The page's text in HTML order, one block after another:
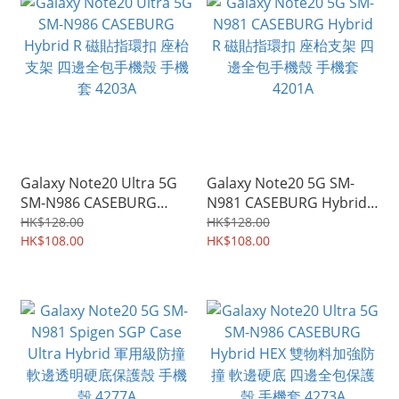
Galaxy Note20 Ultra 5G
SM-N986 CASEBURG
Hybrid R 磁貼指環扣 座枱
支架 四邊全包手機殼 手機
HK$128.00
HK$108.00
Galaxy Note20 5G SM-
N981 CASEBURG Hybrid
R 磁貼指環扣 座枱支架 四
邊全包手機殼 手機套
HK$128.00
HK$108.00